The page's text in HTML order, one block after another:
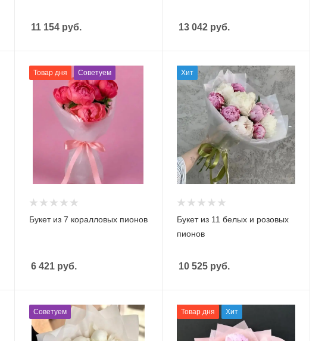
11 154руб. 13 042руб.
Товар дня Советуем
Букет из 7 коралловых пионов
6 421руб.
Хит
Букет из 11 белых и розовых
пионов
10 525руб.
Советуем Товар дня Хит